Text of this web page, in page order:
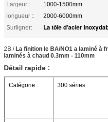
Largeur::
1000-1500mm
longueur ::
2000-6000mm
Surligner:
La tôle d'acier
2B /La finition le BA/NO1 a laminé à
laminés à chaud 0.3mm - 110mm
Détail rapide :
Catégorie : 300 séries